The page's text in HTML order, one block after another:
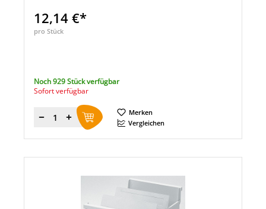
12,14 €*
pro Stück
Noch 929 Stück verfügbar
Sofort verfügbar
Menge
Merken
Vergleichen